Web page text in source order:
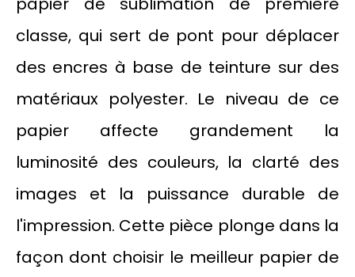
classe, qui sert de pont pour déplacer
des encres à base de teinture sur des
matériaux polyester. Le niveau de ce
papier affecte grandement la
luminosité des couleurs, la clarté des
images et la puissance durable de
l'impression. Cette pièce plonge dans la
façon dont choisir le meilleur papier de